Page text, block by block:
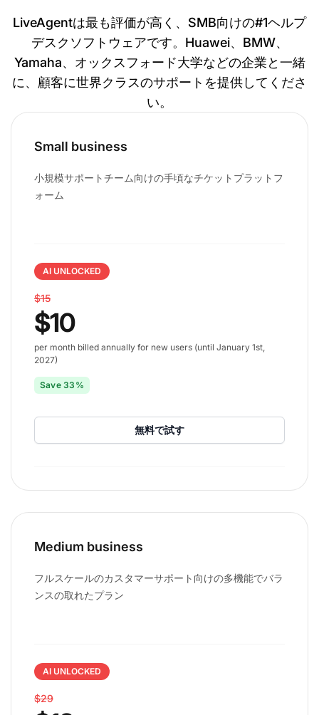
LiveAgentは最も評価が高く、SMB向けの#1ヘルプ
デスクソフトウェアです。Huawei、BMW、
Yamaha、オックスフォード大学などの企業と一緒
に、顧客に世界クラスのサポートを提供してくださ
い。
Small business
小規模サポートチーム向けの手頃なチケットプラットフ
ォーム
AI UNLOCKED
$15
$10
per month billed annually for new users (until January 1st,
2027)
Save 33%
無料で試す
Medium business
フルスケールのカスタマーサポート向けの多機能でバラ
ンスの取れたプラン
AI UNLOCKED
$29